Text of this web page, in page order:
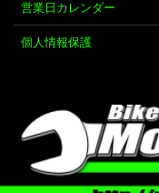
営業日カレンダー
個人情報保護